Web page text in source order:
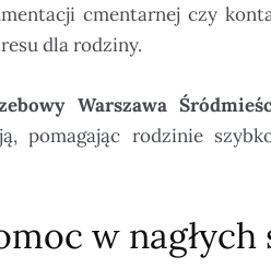
cmentarnej czy
dla rodziny.
Warszawa
pomagając rodzinie
w